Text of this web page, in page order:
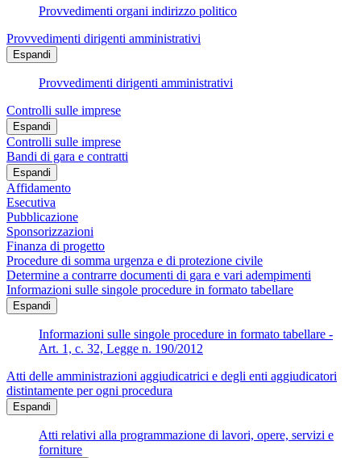
Provvedimenti organi indirizzo politico
Provvedimenti dirigenti amministrativi
Espandi
Provvedimenti dirigenti amministrativi
Controlli sulle imprese
Espandi
Controlli sulle imprese
Bandi di gara e contratti
Espandi
Affidamento
Esecutiva
Pubblicazione
Sponsorizzazioni
Finanza di progetto
Procedure di somma urgenza e di protezione civile
Determine a contrarre documenti di gara e vari adempimenti
Informazioni sulle singole procedure in formato tabellare
Espandi
Informazioni sulle singole procedure in formato tabellare -
Art. 1, c. 32, Legge n. 190/2012
Atti delle amministrazioni aggiudicatrici e degli enti aggiudicatori
distintamente per ogni procedura
Espandi
Atti relativi alla programmazione di lavori, opere, servizi e
forniture